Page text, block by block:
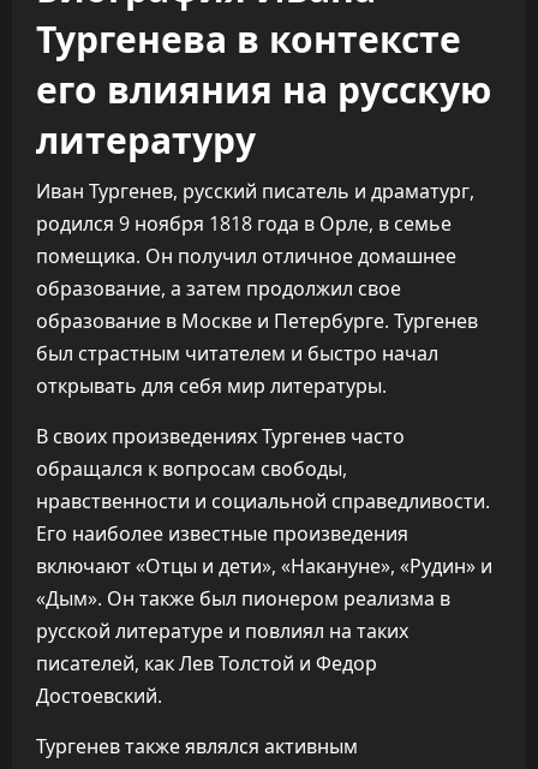
Тургенева в контексте
его влияния на русскую
литературу
Иван Тургенев, русский писатель и драматург,
родился 9 ноября 1818 года в Орле, в семье
помещика. Он получил отличное домашнее
образование, а затем продолжил свое
образование в Москве и Петербурге. Тургенев
был страстным читателем и быстро начал
открывать для себя мир литературы.
В своих произведениях Тургенев часто
обращался к вопросам свободы,
нравственности и социальной справедливости.
Его наиболее известные произведения
включают «Отцы и дети», «Накануне», «Рудин» и
«Дым». Он также был пионером реализма в
русской литературе и повлиял на таких
писателей, как Лев Толстой и Федор
Достоевский.
Тургенев также являлся активным